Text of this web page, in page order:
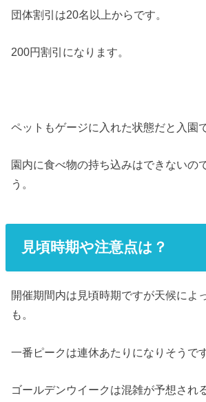
団体割引は20名以上からです。
200円割引になります。
ペットもゲージに入れた状態だと入園
園内に食べ物の持ち込みはできないの
う。
見頃時期や注意点は？
開催期間内は見頃時期ですが天候によ
も。
一番ピークは連休あたりになりそうで
ゴールデンウイークは混雑が予想され